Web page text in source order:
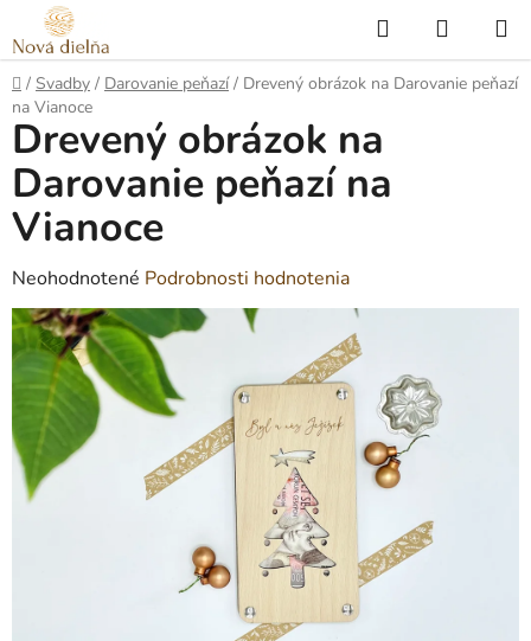
Prejsť
na
obsah
Hľadať
KOŠÍK
Domov
/ Svadby / Darovanie peňazí / Drevený obrázok na Darovanie peňazí
na Vianoce
Drevený obrázok na
Darovanie peňazí na
Vianoce
Priemerné
hodnotenie
produktu
z
5
hviezdičiek.
Neohodnotené Podrobnosti hodnotenia